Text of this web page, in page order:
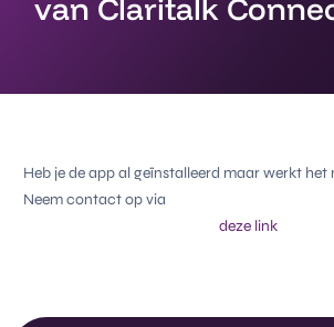
van Claritalk
Heb je de app al geïnstalleerd maar werkt het
Neem contact op via
deze link